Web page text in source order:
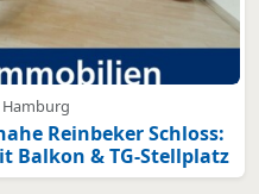
Reinbeker Schloss:
Balkon & TG-Stellplatz